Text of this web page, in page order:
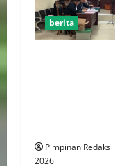
berita
Pimpinan Redaksi
2026